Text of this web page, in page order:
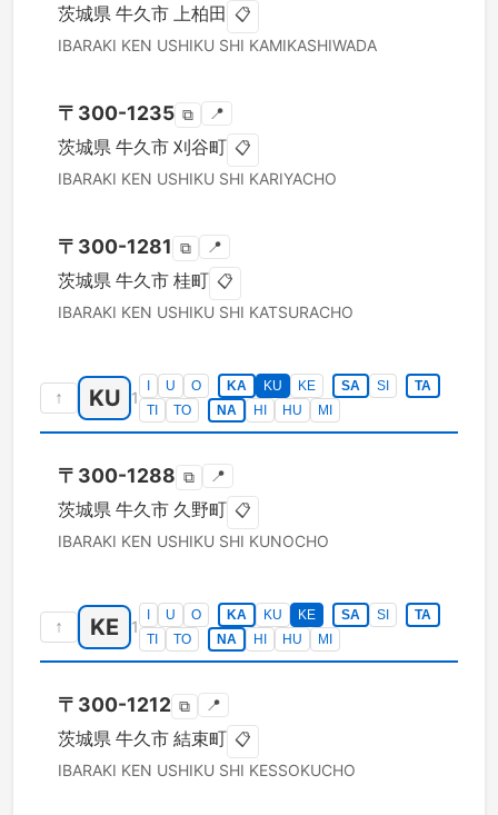
茨城県 牛久市 上柏田 📋
IBARAKI KEN USHIKU SHI KAMIKASHIWADA
〒 300-1235 ⧉ 📍
茨城県 牛久市 刈谷町 📋
IBARAKI KEN USHIKU SHI KARIYACHO
〒 300-1281 ⧉ 📍
茨城県 牛久市 桂町 📋
IBARAKI KEN USHIKU SHI KATSURACHO
↑ KU 1
U O KA KU KE SA SI
TA
TI
TO NA HI HU MI
〒 300-1288 ⧉ 📍
茨城県 牛久市 久野町 📋
IBARAKI KEN USHIKU SHI KUNOCHO
↑ KE 1
U O KA KU KE SA SI
TA
TI
TO NA HI HU MI
〒 300-1212 ⧉ 📍
茨城県 牛久市 結束町 📋
IBARAKI KEN USHIKU SHI KESSOKUCHO